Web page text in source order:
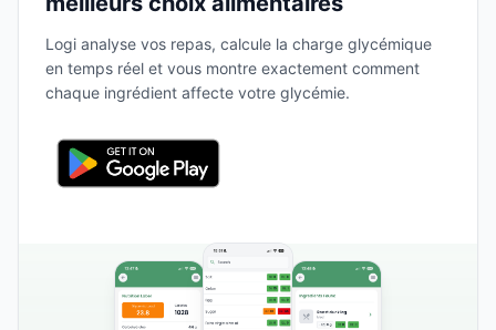
Logi analyse vos repas, calcule la charge glycémique
en temps réel et vous montre exactement comment
chaque ingrédient affecte votre glycémie.